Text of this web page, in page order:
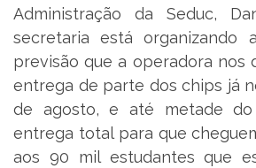
Administração da Seduc,
secretaria está organizando
previsão que a operadora nos
entrega de parte dos chips já
de agosto, e até metade
entrega total para que
aos 90 mil estudantes que